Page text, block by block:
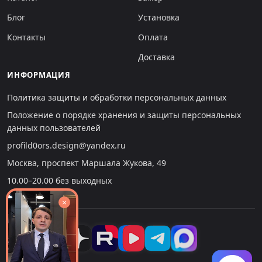
Блог
Контакты
Установка
Оплата
Доставка
ИНФОРМАЦИЯ
Политика защиты и обработки персональных данных
Положение о порядке хранения и защиты персональных
данных пользователей
profild0ors.design@yandex.ru
Москва, проспект Маршала Жукова, 49
10.00–20.00 без выходных
×